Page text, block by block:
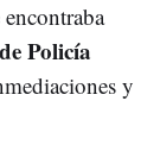
Policía
y